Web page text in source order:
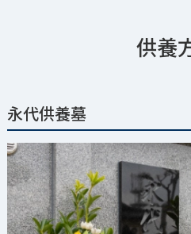
供養
永代供養墓